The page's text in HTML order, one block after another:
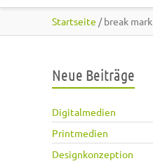
Startseite / break mark
Neue Beiträge
Digitalmedien
Printmedien
Designkonzeption